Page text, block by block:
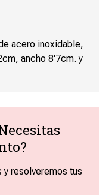
acero inoxidable,
ancho 8'7cm. y
resolveremos tus